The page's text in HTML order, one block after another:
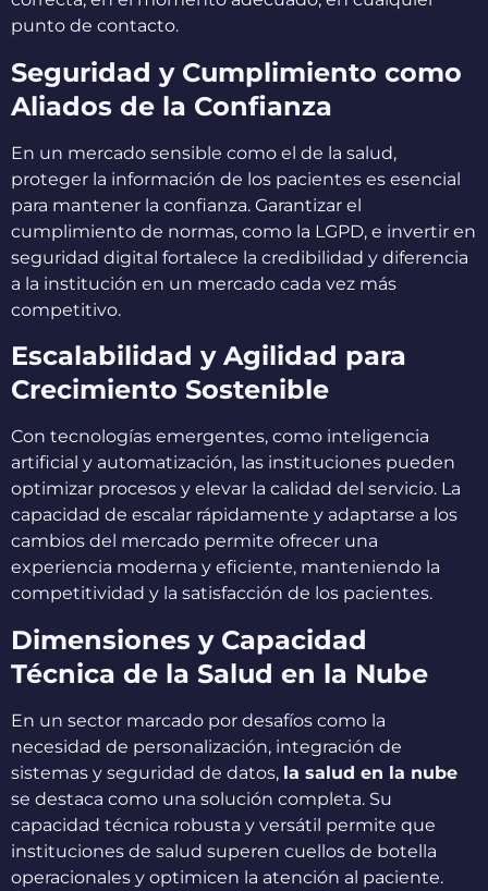
punto de contacto.
Seguridad y Cumplimiento como
Aliados de la Confianza
En un mercado sensible como el de la salud,
proteger la información de los pacientes es esencial
para mantener la confianza. Garantizar el
cumplimiento de normas, como la LGPD, e invertir en
seguridad digital fortalece la credibilidad y diferencia
a la institución en un mercado cada vez más
competitivo.
Escalabilidad y Agilidad para
Crecimiento Sostenible
Con tecnologías emergentes, como inteligencia
artificial y automatización, las instituciones pueden
optimizar procesos y elevar la calidad del servicio. La
capacidad de escalar rápidamente y adaptarse a los
cambios del mercado permite ofrecer una
experiencia moderna y eficiente, manteniendo la
competitividad y la satisfacción de los pacientes.
Dimensiones y Capacidad
Técnica de la Salud en la Nube
En un sector marcado por desafíos como la
necesidad de personalización, integración de
sistemas y seguridad de datos, la salud en la nube
se destaca como una solución completa. Su
capacidad técnica robusta y versátil permite que
instituciones de salud superen cuellos de botella
operacionales y optimicen la atención al paciente.